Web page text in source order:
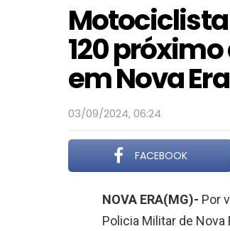
120 próximo
em Nova Era
03/09/2024, 06:24
FACEBOOK
NOVA ERA(MG)- Por
Policia Militar de